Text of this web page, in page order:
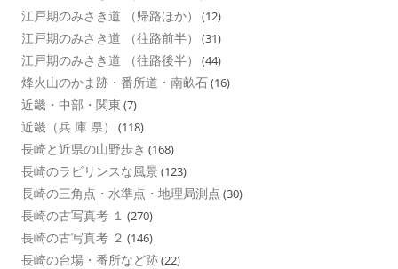
江戸期のみさき道 （帰路ほか） (12)
江戸期のみさき道 （往路前半） (31)
江戸期のみさき道 （往路後半） (44)
烽火山のかま跡・番所道・南畝石(16)
近畿・中部・関東 (7)
近畿（兵 庫 県） (118)
長崎と近県の山野歩き (168)
長崎のラビリンスな風景 (123)
長崎の三角点・水準点・地理局測点 (30)
長崎の古写真考 １ (270)
長崎の古写真考 ２ (146)
長崎の台場・番所など跡(22)